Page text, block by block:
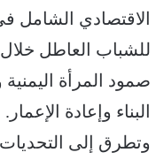
الاقتصادي الشامل
للشباب العاطل
صمود المرأة
البناء وإعادة الإعمار.
وتطرق إلى